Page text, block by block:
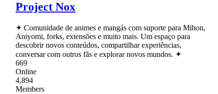
Project Nox
✦ Comunidade de animes e mangás com suporte para Mihon,
Aniyomi, forks, extensões e muito mais. Um espaço para
descobrir novos conteúdos, compartilhar experiências,
conversar com outros fãs e explorar novos mundos. ✦
669
Online
4,894
Members